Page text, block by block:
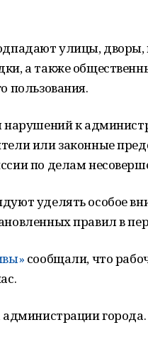
улицы, дворы,
а также
пользования.
к
или законные
по делам
уделять особое
правил в
сообщали, что
города.